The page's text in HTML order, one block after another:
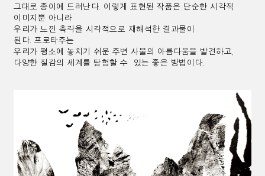
그대로 종이에 드러난다. 이렇게 표현된 작품은 단순한 시각적
이미지뿐 아니라
우리가 느낀 촉각을 시각적으로 재해석한 결과물이
된다. 프로타주는
우리가 평소에 놓치기 쉬운 주변 사물의 아름다움을 발견하고,
다양한 질감의 세계를 탐험할 수 있는 좋은 방법이다.